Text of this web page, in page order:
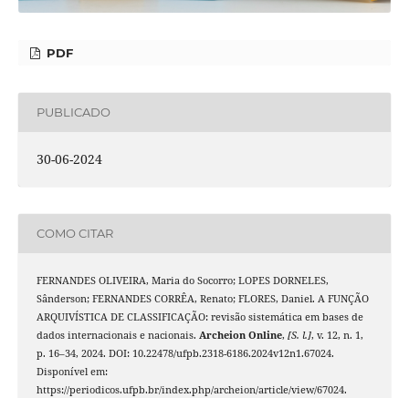
PDF
PUBLICADO
30-06-2024
COMO CITAR
FERNANDES OLIVEIRA, Maria do Socorro; LOPES DORNELES,
Sânderson; FERNANDES CORRÊA, Renato; FLORES, Daniel. A FUNÇÃO
ARQUIVÍSTICA DE CLASSIFICAÇÃO: revisão sistemática em bases de
dados internacionais e nacionais. Archeion Online, [S. l.], v. 12, n. 1,
p. 16–34, 2024. DOI: 10.22478/ufpb.2318-6186.2024v12n1.67024.
Disponível em:
https://periodicos.ufpb.br/index.php/archeion/article/view/67024.